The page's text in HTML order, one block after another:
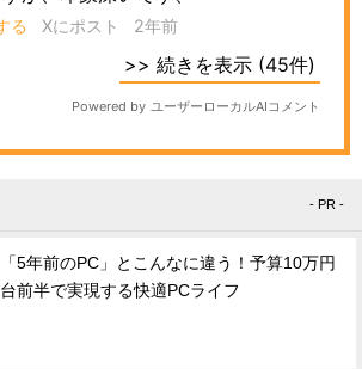
- PR -
「5年前のPC」とこんなに違う！予算10万円
台前半で実現する快適PCライフ